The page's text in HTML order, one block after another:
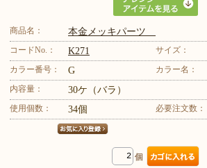
商品名： 本金メッキパーツ
コードNo.： K271 サイズ：
カラー番号： G カラー名：
内容量： 30ケ（バラ）
使用個数： 34個 必要注文数：
個